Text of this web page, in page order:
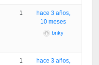
1
hace 3 años,
10 meses
bnky
1
hace 3 años,